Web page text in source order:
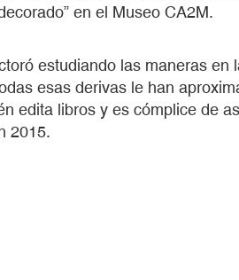
en el Museo CA2M.
estudiando las maneras
esas derivas le han
edita libros y es cómplice de
2015.